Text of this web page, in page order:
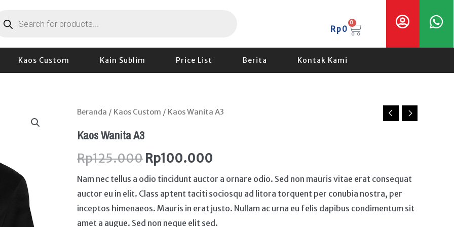
Rp0
0
Kaos Custom Kain Sublim Price List Berita Kontak Kami
Beranda / Kaos Custom / Kaos Wanita A3
Kaos Wanita A3
Rp125.000Rp100.000
Nam nec tellus a odio tincidunt auctor a ornare odio. Sed non mauris vitae erat consequat
auctor eu in elit. Class aptent taciti sociosqu ad litora torquent per conubia nostra, per
inceptos himenaeos. Mauris in erat justo. Nullam ac urna eu felis dapibus condimentum sit
amet a augue. Sed non neque elit sed.
Kuantitas
Wanita
A3